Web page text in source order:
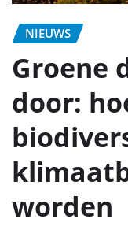
NIEUWS
Groene
door:
worden